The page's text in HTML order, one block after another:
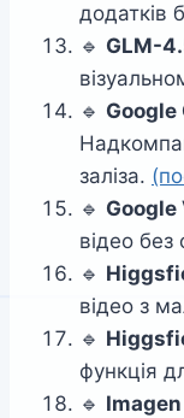
додатків
🔹 GLM-
🔹 Google
заліза.
🔹 Google
відео без
🔹
відео з
🔹
функція
🔹